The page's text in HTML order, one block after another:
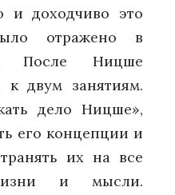
и доходчиво это
отражено в
После Ницше
к двум занятиям.
дело Ницше»,
его концепции и
их на все
и мысли.